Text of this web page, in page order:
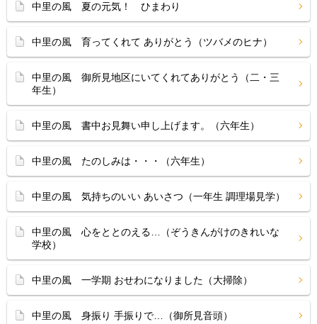
中里の風 夏の元気！ ひまわり
中里の風 育ってくれて ありがとう（ツバメのヒナ）
中里の風 御所見地区にいてくれてありがとう（二・三
年生）
中里の風 書中お見舞い申し上げます。（六年生）
中里の風 たのしみは・・・（六年生）
中里の風 気持ちのいい あいさつ（一年生 調理場見学）
中里の風 心をととのえる…（ぞうきんがけのきれいな
学校）
中里の風 一学期 おせわになりました（大掃除）
中里の風 身振り 手振りで…（御所見音頭）